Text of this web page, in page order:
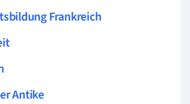
Frankreich
Antike